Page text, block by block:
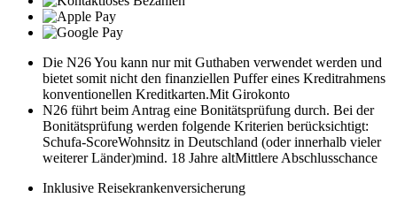
Die N26 You kann nur mit Guthaben verwendet werden und
bietet somit nicht den finanziellen Puffer eines Kreditrahmens
konventionellen Kreditkarten.Mit Girokonto
N26 führt beim Antrag eine Bonitätsprüfung durch. Bei der
Bonitätsprüfung werden folgende Kriterien berücksichtigt:
Schufa-ScoreWohnsitz in Deutschland (oder innerhalb vieler
weiterer Länder)mind. 18 Jahre altMittlere Abschlusschance
Inklusive Reisekrankenversicherung